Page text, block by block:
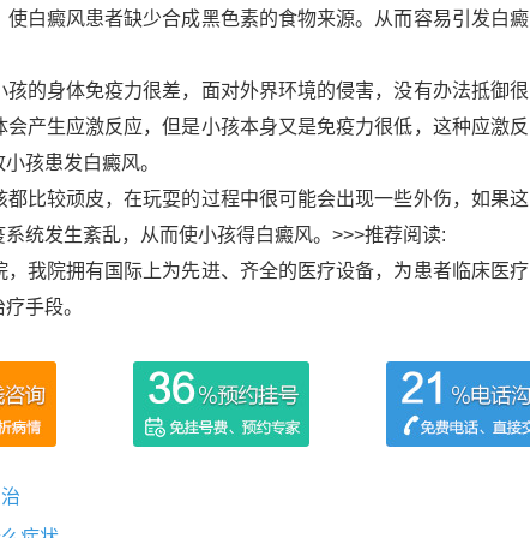
白癜风患者缺少合成黑色素的食物来源。从而容易引发白癜
的身体免疫力很差，面对外界环境的侵害，没有办法抵御很
产生应激反应，但是小孩本身又是免疫力很低，这种应激反
孩患发白癜风。
比较顽皮，在玩耍的过程中很可能会出现一些外伤，如果这
统发生紊乱，从而使小孩得白癜风。>>>推荐阅读:
我院拥有国际上为先进、齐全的医疗设备，为患者临床医疗
手段。